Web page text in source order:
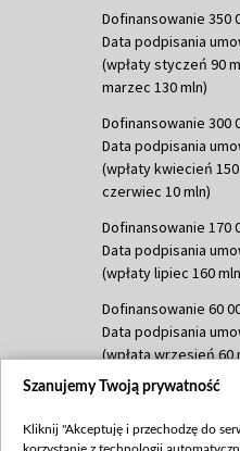
Dofinansowanie 350
Data podpisania
(wpłaty styczeń 90
marzec 130 mln)
Dofinansowanie 300
Data podpisania
(wpłaty kwiecień
czerwiec 10 mln)
Dofinansowanie 170
Data podpisania
(wpłaty lipiec 160
Dofinansowanie 60
Data podpisania
(wpłata wrzesień 60
Dofinansowanie 635
(wpłata wrzesień
Szanujemy Twoją prywatność
Kliknij "Akceptuję i przechodzę do